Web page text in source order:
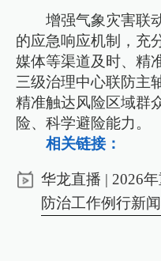
增强气象灾害联
的应急响应机制，充
媒体等渠道及时、精
三级治理中心联防主
精准触达风险区域群
险、科学避险能力。
相关链接：
华龙直播 | 2026
防治工作例行新